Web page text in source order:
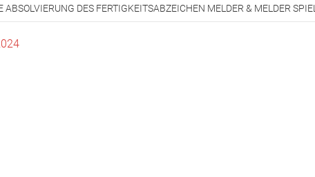
ABSOLVIERUNG DES FERTIGKEITSABZEICHEN MELDER & MELDER SPIEL